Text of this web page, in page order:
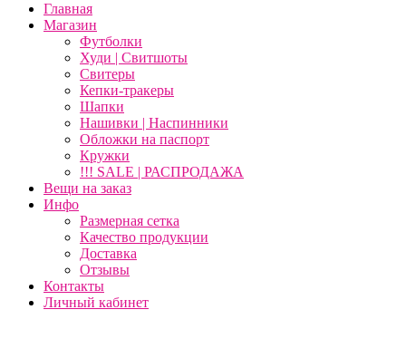
Главная
Магазин
Футболки
Худи | Свитшоты
Свитеры
Кепки-тракеры
Шапки
Нашивки | Наспинники
Обложки на паспорт
Кружки
!!! SALE | РАСПРОДАЖА
Вещи на заказ
Инфо
Размерная сетка
Качество продукции
Доставка
Отзывы
Контакты
Личный кабинет